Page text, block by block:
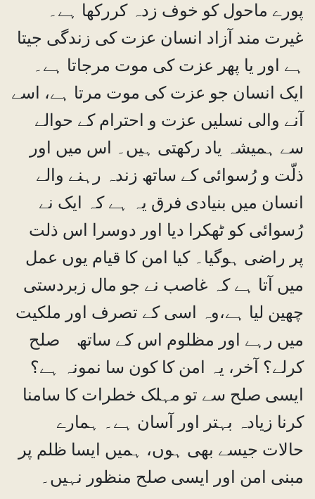
پورے ماحول کو خوف زدہ کررکھا ہے۔
غیرت مند آزاد انسان عزت کی زندگی جیتا
ہے اور یا پھر عزت کی موت مرجاتا ہے۔
ایک انسان جو عزت کی موت مرتا ہے، اسے
آنے والی نسلیں عزت و احترام کے حوالے
سے ہمیشہ یاد رکھتی ہیں۔ اس میں اور
ذلّت و رُسوائی کے ساتھ زندہ رہنے والے
انسان میں بنیادی فرق یہ ہے کہ ایک نے
رُسوائی کو ٹھکرا دیا اور دوسرا اس ذلت
پر راضی ہوگیا۔ کیا امن کا قیام یوں عمل
میں آتا ہے کہ غاصب نے جو مال زبردستی
چھین لیا ہے،وہ اسی کے تصرف اور ملکیت
میں رہے اور مظلوم اس کے ساتھ صلح
کرلے؟ آخر، یہ امن کا کون سا نمونہ ہے؟
ایسی صلح سے تو مہلک خطرات کا سامنا
کرنا زیادہ بہتر اور آسان ہے۔ ہمارے
حالات جیسے بھی ہوں، ہمیں ایسا ظلم پر
مبنی امن اور ایسی صلح منظور نہیں۔